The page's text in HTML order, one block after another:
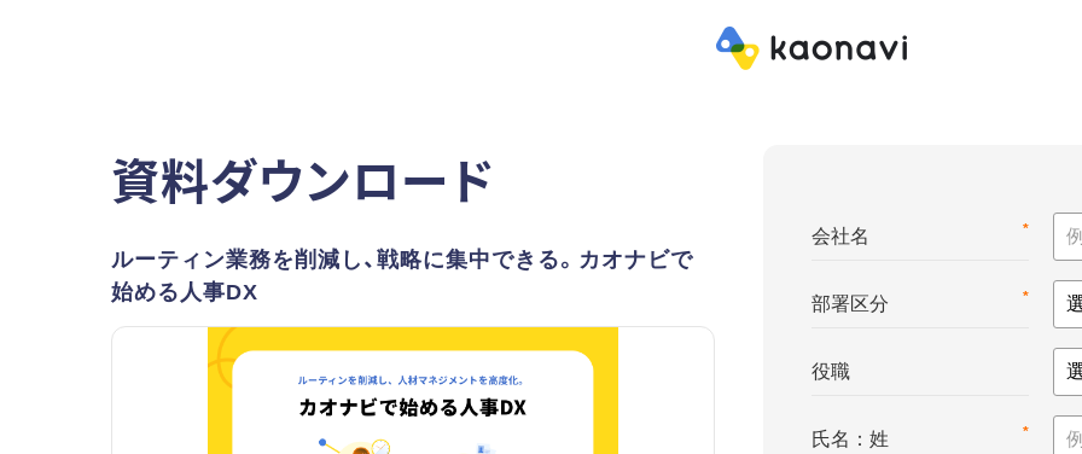
資料ダウンロード
ルーティン業務を削減し、戦略に集中できる。カオナビで
始める人事DX
*
会社名
*
部署区分
役職
*
氏名：姓